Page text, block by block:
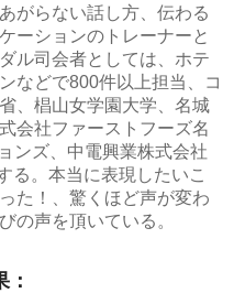
がらない話し方、伝わる
ーションのトレーナーと
ル司会者としては、ホテ
などで800件以上担当、コ
、椙山女学園大学、名城
会社ファーストフーズ名
ンズ、中電興業株式会社
る。本当に表現したいこ
た！、驚くほど声が変わ
の声を頂いている。